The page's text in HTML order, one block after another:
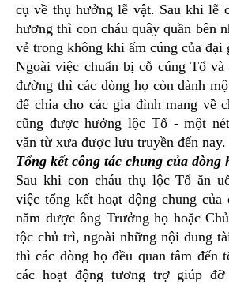
cụ về thụ hưởng lễ vật. Sau khi lễ
hương thì con cháu quây quần bên
vẻ trong không khi ấm cúng của đại
Ngoài việc chuẩn bị cỗ cúng Tổ
đường thì các dòng họ còn dành
để chia cho các gia đình mang về
cũng được hưởng lộc Tổ - một
văn từ xưa được lưu truyền đến nay.
Tổng kết công tác chung của dòng
Sau khi con cháu thụ lộc Tổ ăn
việc tổng kết hoạt động chung của
năm được ông Trưởng họ hoặc
tộc chủ trì, ngoài những nội dung
thì các dòng họ đều quan tâm đến
các hoạt động tương trợ giúp đỡ